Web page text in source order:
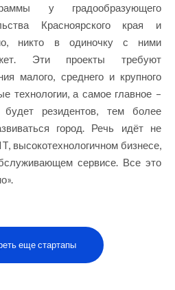
у градообразующего
Красноярского края и
никто в одиночку с ними
Эти проекты требуют
малого, среднего и крупного
технологии, а самое главное –
резидентов, тем более
город. Речь идёт не
высокотехнологичном бизнесе,
сервисе. Все это
еще стартапы